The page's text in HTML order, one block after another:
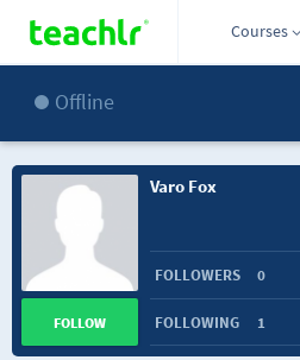
Courses
Offline
Varo Fox
FOLLOWERS 0
FOLLOWING 1
FOLLOW